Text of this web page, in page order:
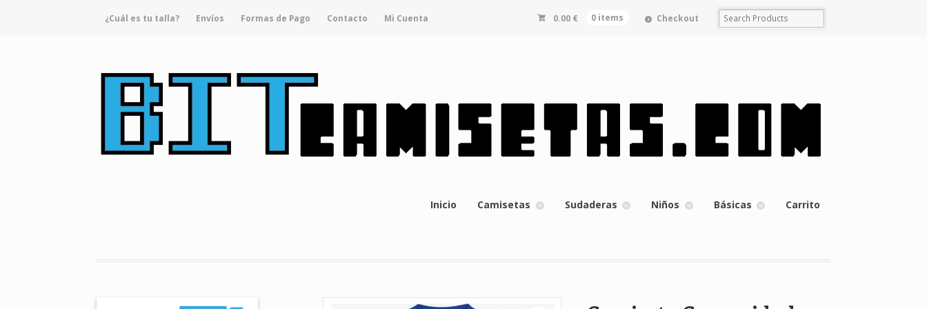
¿Cuál es tu talla? Envíos Formas de Pago Contacto Mi Cuenta 0.00 € 0 items Checkout
Inicio Camisetas Sudaderas Niños Básicas Carrito